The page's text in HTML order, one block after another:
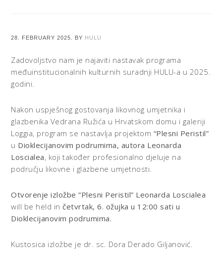
28. FEBRUARY 2025. BY HULU
Zadovoljstvo nam je najaviti nastavak programa
međuinstitucionalnih kulturnih suradnji HULU-a u 2025.
godini.
Nakon uspješnog gostovanja likovnog umjetnika i
glazbenika Vedrana Ružića u Hrvatskom domu i galeriji
Loggia, program se nastavlja projektom “Plesni Peristil”
u Dioklecijanovim podrumima, autora Leonarda
Loscialea, koji također profesionalno djeluje na
području likovne i glazbene umjetnosti.
Otvorenje izložbe ”Plesni Peristil” Leonarda Loscialea
will be held in četvrtak, 6. ožujka u 12:00 sati u
Dioklecijanovim podrumima.
Kustosica izložbe je dr. sc. Dora Derado Giljanović.